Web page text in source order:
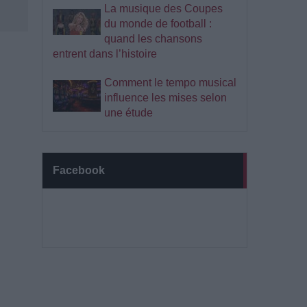
La musique des Coupes
du monde de football :
quand les chansons
entrent dans l’histoire
Comment le tempo musical
influence les mises selon
une étude
Facebook